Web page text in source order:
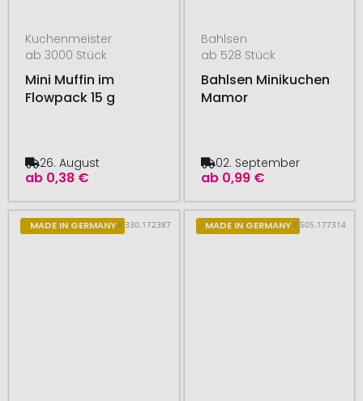
Kuchenmeister
ab 3000 Stück
Mini Muffin im
Flowpack 15 g
ab 0,38 €
26. August
Bahlsen
ab 528 Stück
Bahlsen Minikuchen
Mamor
ab 0,99 €
02. September
MADE IN GERMANY# 330.172387 MADE IN GERMANY# 505.177314